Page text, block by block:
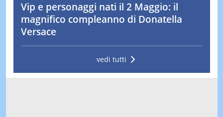
Vip e personaggi nati il 2 Maggio: il
magnifico compleanno di Donatella
Versace
vedi tutti